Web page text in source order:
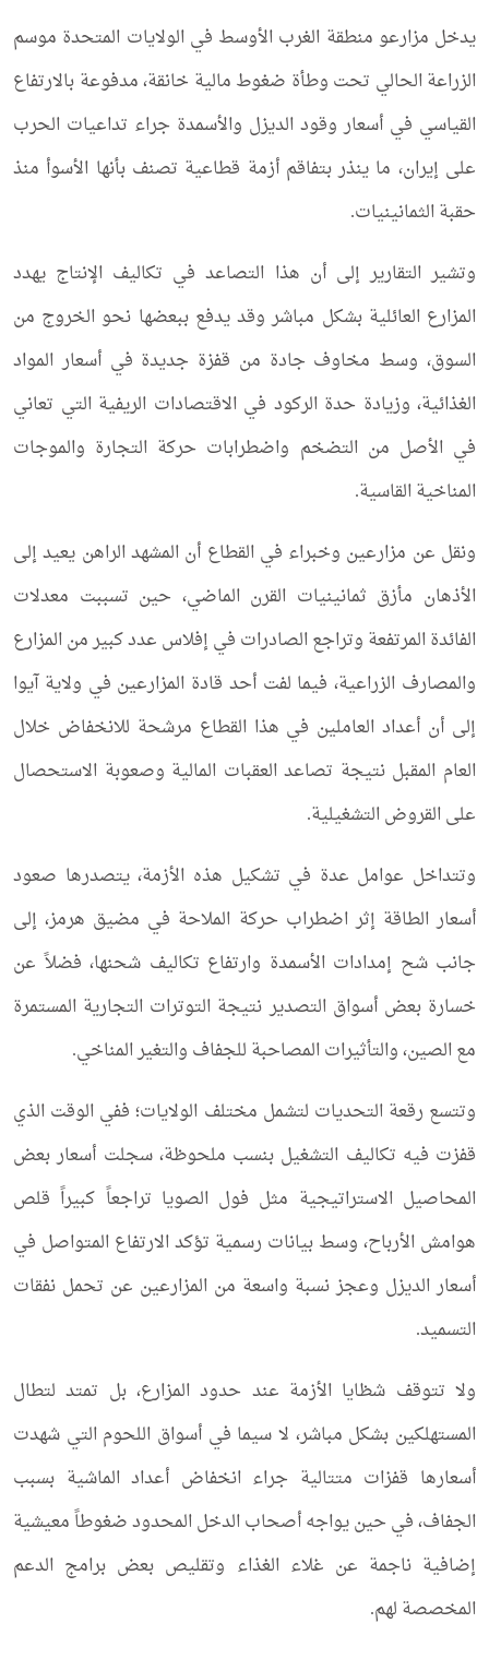
يدخل مزارعو منطقة الغرب الأوسط في الولايات المتحدة موسم
الزراعة الحالي تحت وطأة ضغوط مالية خانقة، مدفوعة بالارتفاع
القياسي في أسعار وقود الديزل والأسمدة جراء تداعيات الحرب
على إيران، ما ينذر بتفاقم أزمة قطاعية تصنف بأنها الأسوأ منذ
حقبة الثمانينيات.
وتشير التقارير إلى أن هذا التصاعد في تكاليف الإنتاج يهدد
المزارع العائلية بشكل مباشر وقد يدفع ببعضها نحو الخروج من
السوق، وسط مخاوف جادة من قفزة جديدة في أسعار المواد
الغذائية، وزيادة حدة الركود في الاقتصادات الريفية التي تعاني
في الأصل من التضخم واضطرابات حركة التجارة والموجات
المناخية القاسية.
ونقل عن مزارعين وخبراء في القطاع أن المشهد الراهن يعيد إلى
الأذهان مأزق ثمانينيات القرن الماضي، حين تسببت معدلات
الفائدة المرتفعة وتراجع الصادرات في إفلاس عدد كبير من المزارع
والمصارف الزراعية، فيما لفت أحد قادة المزارعين في ولاية آيوا
إلى أن أعداد العاملين في هذا القطاع مرشحة للانخفاض خلال
العام المقبل نتيجة تصاعد العقبات المالية وصعوبة الاستحصال
على القروض التشغيلية.
وتتداخل عوامل عدة في تشكيل هذه الأزمة، يتصدرها صعود
أسعار الطاقة إثر اضطراب حركة الملاحة في مضيق هرمز، إلى
جانب شح إمدادات الأسمدة وارتفاع تكاليف شحنها، فضلاً عن
خسارة بعض أسواق التصدير نتيجة التوترات التجارية المستمرة
مع الصين، والتأثيرات المصاحبة للجفاف والتغير المناخي.
وتتسع رقعة التحديات لتشمل مختلف الولايات؛ ففي الوقت الذي
قفزت فيه تكاليف التشغيل بنسب ملحوظة، سجلت أسعار بعض
المحاصيل الاستراتيجية مثل فول الصويا تراجعاً كبيراً قلص
هوامش الأرباح، وسط بيانات رسمية تؤكد الارتفاع المتواصل في
أسعار الديزل وعجز نسبة واسعة من المزارعين عن تحمل نفقات
التسميد.
ولا تتوقف شظايا الأزمة عند حدود المزارع، بل تمتد لتطال
المستهلكين بشكل مباشر، لا سيما في أسواق اللحوم التي شهدت
أسعارها قفزات متتالية جراء انخفاض أعداد الماشية بسبب
الجفاف، في حين يواجه أصحاب الدخل المحدود ضغوطاً معيشية
إضافية ناجمة عن غلاء الغذاء وتقليص بعض برامج الدعم
المخصصة لهم.